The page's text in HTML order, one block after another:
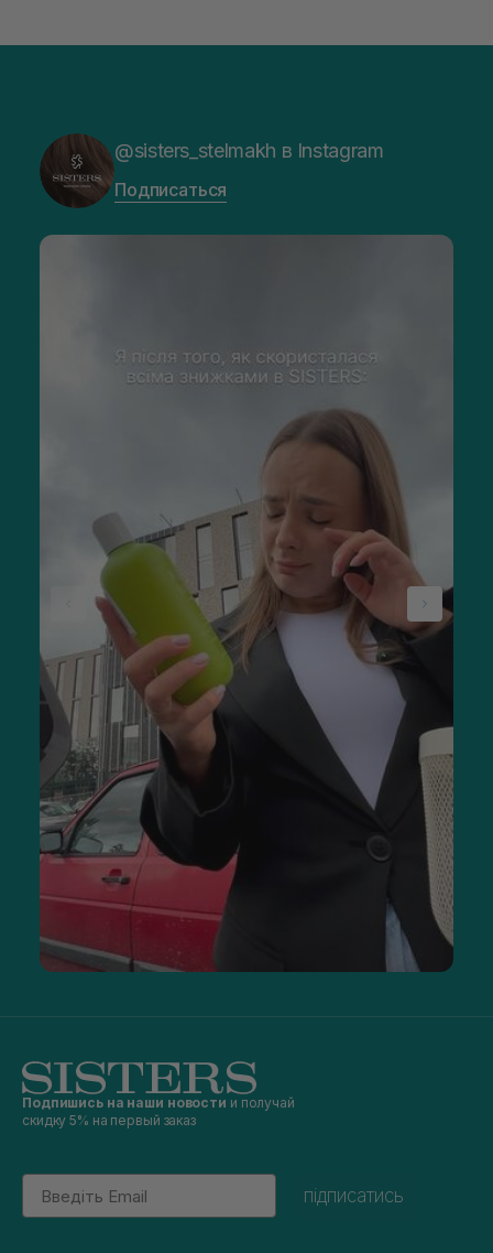
@sisters_stelmakh в Instagram
Подписаться
Подпишись на наши новости и получай
скидку 5% на первый заказ
Email
підписатись